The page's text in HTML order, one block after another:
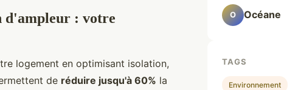
d'ampleur : votre
logement en optimisant isolation,
de réduire jusqu'à 60% la
O Océane
TAGS
Environnement